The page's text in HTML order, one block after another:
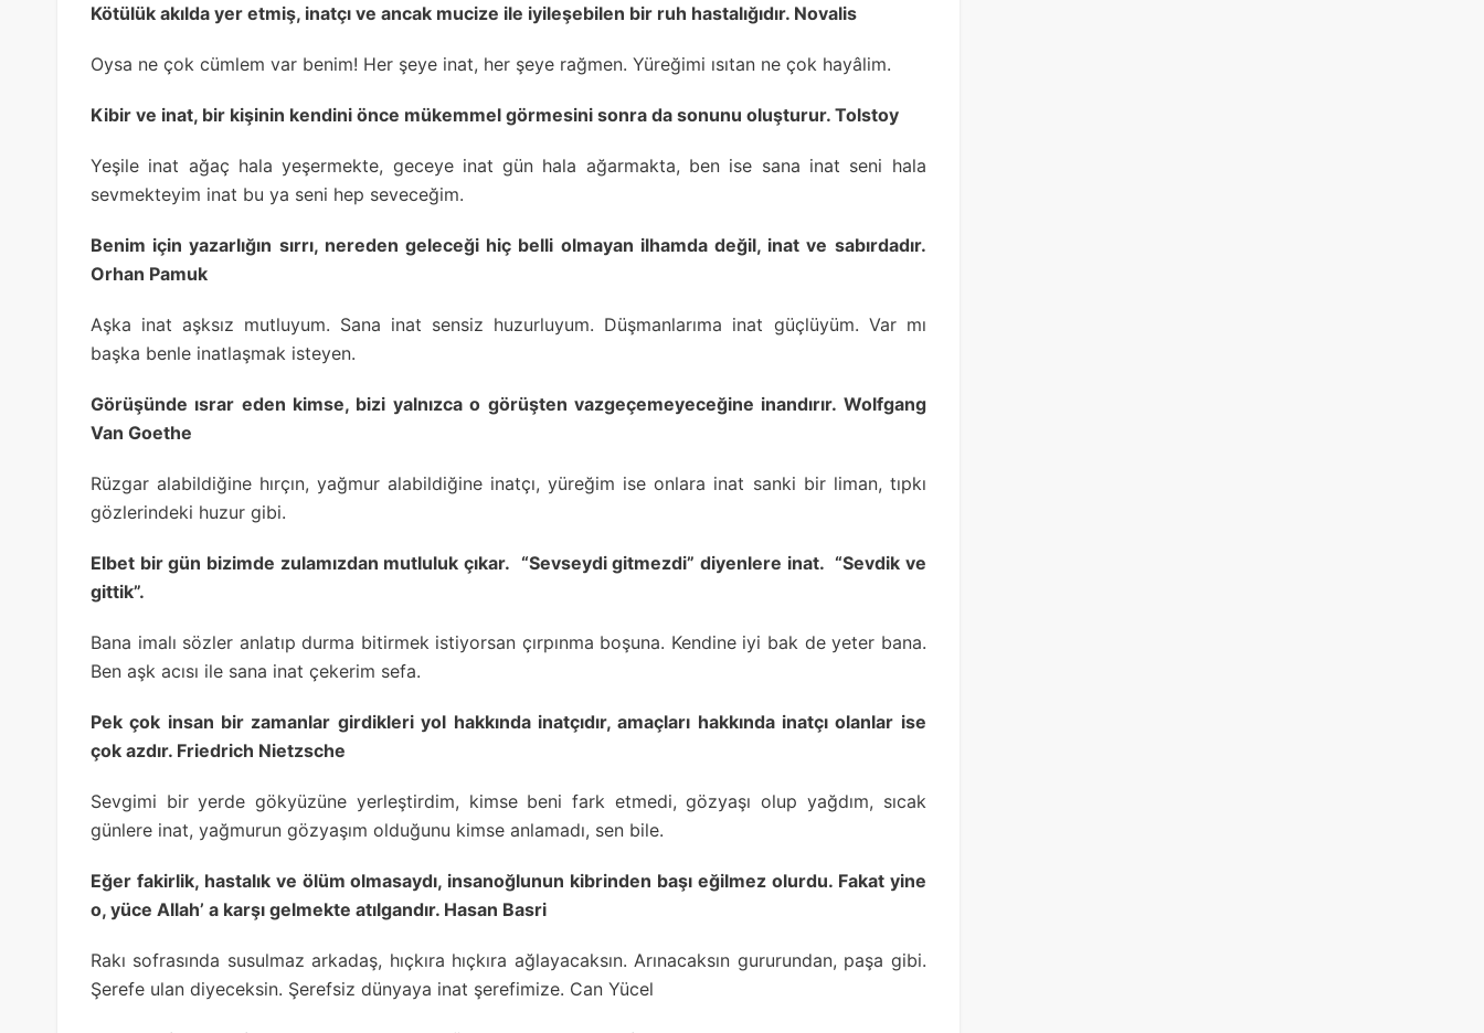
Kötülük akılda yer etmiş, inatçı ve ancak mucize ile iyileşebilen bir ruh hastalığıdır. Novalis
Oysa ne çok cümlem var benim! Her şeye inat, her şeye rağmen. Yüreğimi ısıtan ne çok hayâlim.
Kibir ve inat, bir kişinin kendini önce mükemmel görmesini sonra da sonunu oluşturur. Tolstoy
Yeşile inat ağaç hala yeşermekte, geceye inat gün hala ağarmakta, ben ise sana inat seni hala
sevmekteyim inat bu ya seni hep seveceğim.
Benim için yazarlığın sırrı, nereden geleceği hiç belli olmayan ilhamda değil, inat ve sabırdadır.
Orhan Pamuk
Aşka inat aşksız mutluyum. Sana inat sensiz huzurluyum. Düşmanlarıma inat güçlüyüm. Var mı
başka benle inatlaşmak isteyen.
Görüşünde ısrar eden kimse, bizi yalnızca o görüşten vazgeçemeyeceğine inandırır. Wolfgang
Van Goethe
Rüzgar alabildiğine hırçın, yağmur alabildiğine inatçı, yüreğim ise onlara inat sanki bir liman, tıpkı
gözlerindeki huzur gibi.
Elbet bir gün bizimde zulamızdan mutluluk çıkar. “Sevseydi gitmezdi” diyenlere inat. “Sevdik ve
gittik”.
Bana imalı sözler anlatıp durma bitirmek istiyorsan çırpınma boşuna. Kendine iyi bak de yeter bana.
Ben aşk acısı ile sana inat çekerim sefa.
Pek çok insan bir zamanlar girdikleri yol hakkında inatçıdır, amaçları hakkında inatçı olanlar ise
çok azdır. Friedrich Nietzsche
Sevgimi bir yerde gökyüzüne yerleştirdim, kimse beni fark etmedi, gözyaşı olup yağdım, sıcak
günlere inat, yağmurun gözyaşım olduğunu kimse anlamadı, sen bile.
Eğer fakirlik, hastalık ve ölüm olmasaydı, insanoğlunun kibrinden başı eğilmez olurdu. Fakat yine
o, yüce Allah’ a karşı gelmekte atılgandır. Hasan Basri
Rakı sofrasında susulmaz arkadaş, hıçkıra hıçkıra ağlayacaksın. Arınacaksın gururundan, paşa gibi.
Şerefe ulan diyeceksin. Şerefsiz dünyaya inat şerefimize. Can Yücel